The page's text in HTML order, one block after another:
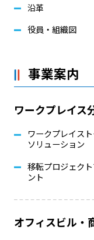
沿革
役員・組織図
事業案内
ワークプレイス
ワークプレイス
ソリューション
移転プロジェク
ント
オフィスビル・